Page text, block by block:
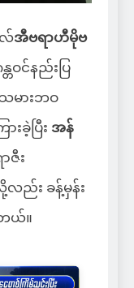
လ်အီဗရာဟီမိုဗ
ဝင်နည်းပြ
မားဘဝ
းခဲ့ပြီး အန်
ဇီး
ည်း ခန့်မှန်း
ယ်။